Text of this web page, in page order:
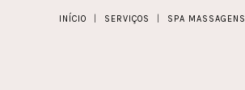
INÍCIO SERVIÇOS SPA MASSAGENS